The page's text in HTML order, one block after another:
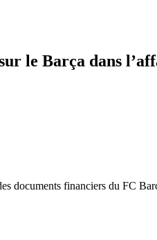
le Barça dans
documents financiers du FC